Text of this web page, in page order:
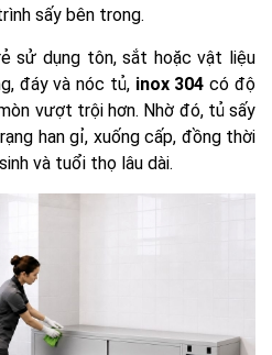
sấy bên trong.
sử dụng tôn, sắt hoặc vật liệu
đáy và nóc tủ, inox 304 có độ
vượt trội hơn. Nhờ đó, tủ sấy
han gỉ, xuống cấp, đồng thời
và tuổi thọ lâu dài.